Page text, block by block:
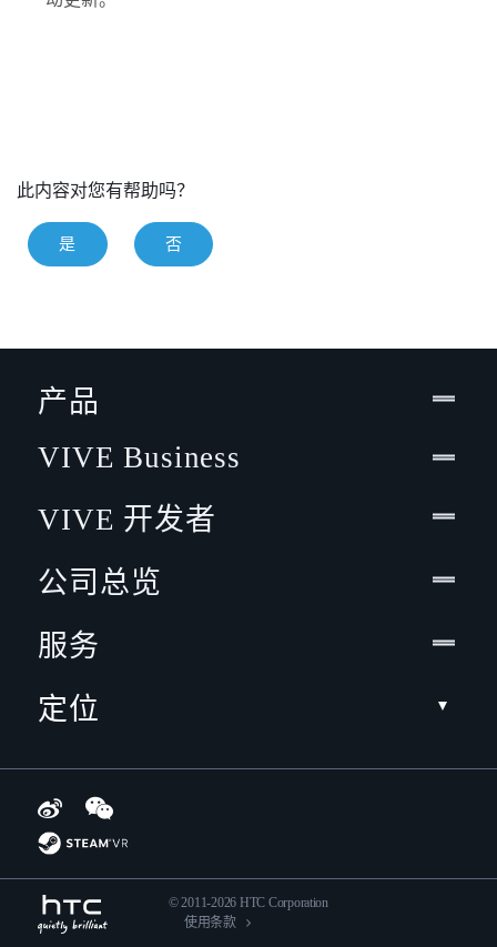
此内容对您有帮助吗？
是 否
产品
VIVE Business
VIVE 开发者
公司总览
服务
定位
© 2011-2026 HTC Corporation
使用条款